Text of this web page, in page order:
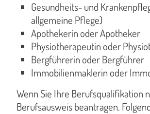
Gesundheits- und
allgemeine Pflege)
Apothekerin oder Apotheker
Physiotherapeutin oder
Bergführerin oder Bergführer
Immobilienmaklerin oder
Wenn Sie Ihre Berufsqualifikation
Berufsausweis beantragen.